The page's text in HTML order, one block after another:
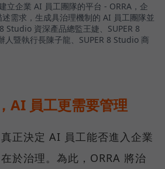
立企業 AI 員工團隊的平台 - ORRA，企
需求，生成具治理機制的 AI 員工團隊並
Studio 資深產品總監王婕、SUPER 8
暨執行長陳子龍、SUPER 8 Studio 商
AI 員工更需要管理
正決定 AI 員工能否進入企業
於治理。為此，ORRA 將治